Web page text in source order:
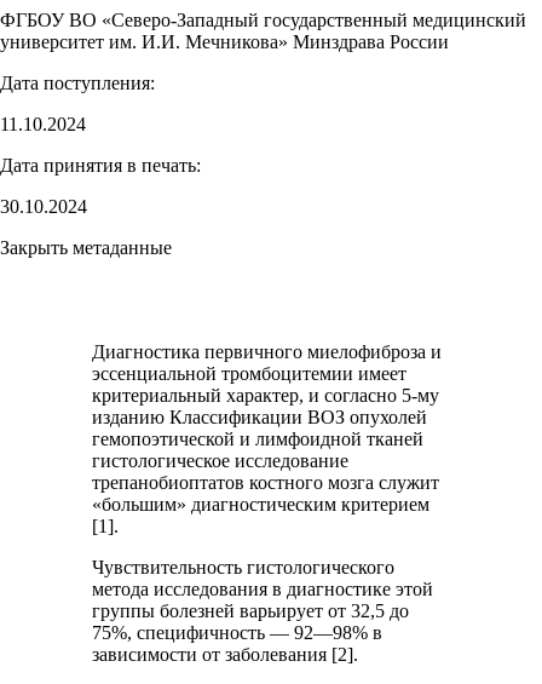
ФГБОУ ВО «Северо-Западный государственный медицинский
университет им. И.И. Мечникова» Минздрава России
Дата поступления:
11.10.2024
Дата принятия в печать:
30.10.2024
Закрыть метаданные
Диагностика первичного миелофиброза и
эссенциальной тромбоцитемии имеет
критериальный характер, и согласно 5-му
изданию Классификации ВОЗ опухолей
гемопоэтической и лимфоидной тканей
гистологическое исследование
трепанобиоптатов костного мозга служит
«большим» диагностическим критерием
[1].
Чувствительность гистологического
метода исследования в диагностике этой
группы болезней варьирует от 32,5 до
75%, специфичность — 92—98% в
зависимости от заболевания [2].